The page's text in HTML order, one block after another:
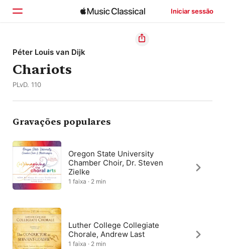
Iniciar sessão
Início
Explorar
Péter Louis van Dijk
Chariots
PLvD. 110
Gravações populares
Oregon State University
Chamber Choir, Dr. Steven
Zielke
1 faixa · 2 min
Luther College Collegiate
Chorale, Andrew Last
1 faixa · 2 min